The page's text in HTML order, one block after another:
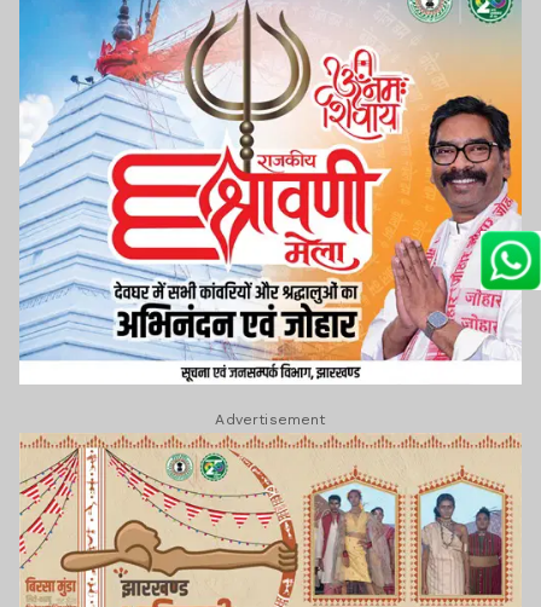
Advertisement